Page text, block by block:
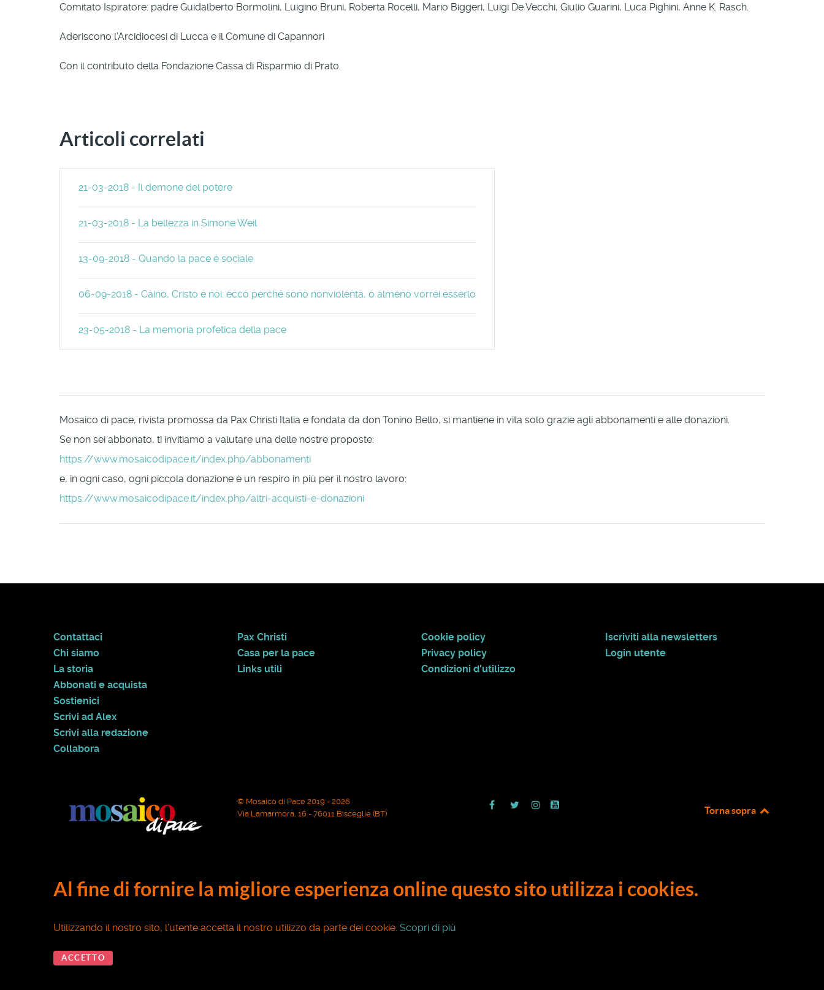
Comitato Ispiratore: padre Guidalberto Bormolini, Luigino Bruni, Roberta Rocelli, Mario Biggeri, Luigi De Vecchi, Giulio Guarini, Luca Pighini, Anne K. Rasch.
Aderiscono l’Arcidiocesi di Lucca e il Comune di Capannori
Con il contributo della Fondazione Cassa di Risparmio di Prato.
Articoli correlati
21-03-2018 - Il demone del potere
21-03-2018 - La bellezza in Simone Weil
13-09-2018 - Quando la pace è sociale
06-09-2018 - Caino, Cristo e noi: ecco perché sono nonviolenta, o almeno vorrei esserlo
23-05-2018 - La memoria profetica della pace
Mosaico di pace, rivista promossa da Pax Christi Italia e fondata da don Tonino Bello, si mantiene in vita solo grazie agli abbonamenti e alle donazioni.
Se non sei abbonato, ti invitiamo a valutare una delle nostre proposte:
https://www.mosaicodipace.it/index.php/abbonamenti
e, in ogni caso, ogni piccola donazione è un respiro in più per il nostro lavoro:
https://www.mosaicodipace.it/index.php/altri-acquisti-e-donazioni
Contattaci
Chi siamo
La storia
Abbonati e acquista
Sostienici
Scrivi ad Alex
Scrivi alla redazione
Collabora
Pax Christi
Casa per la pace
Links utili
Cookie policy
Privacy policy
Condizioni d'utilizzo
Iscriviti alla newsletters
Login utente
© Mosaico di Pace 2019 - 2026
Via Lamarmora, 16 - 76011 Bisceglie (BT)
Torna sopra
Al fine di fornire la migliore esperienza online questo sito utilizza i cookies.
Utilizzando il nostro sito, l'utente accetta il nostro utilizzo da parte dei cookie. Scopri di più
ACCETTO